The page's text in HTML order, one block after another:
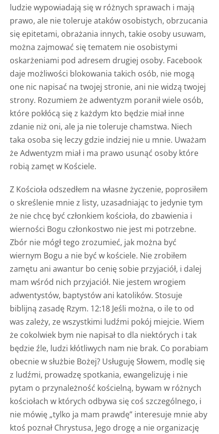
ludzie wypowiadają się w różnych sprawach i mają
prawo, ale nie toleruje ataków osobistych, obrzucania
się epitetami, obrażania innych, takie osoby usuwam,
można zajmować się tematem nie osobistymi
oskarżeniami pod adresem drugiej osoby. Facebook
daje możliwości blokowania takich osób, nie mogą
one nic napisać na twojej stronie, ani nie widzą twojej
strony. Rozumiem że adwentyzm poranił wiele osób,
które pokłócą się z każdym kto będzie miał inne
zdanie niż oni, ale ja nie toleruje chamstwa. Niech
taka osoba się leczy gdzie indziej nie u mnie. Uważam
że Adwentyzm miał i ma prawo usunąć osoby które
robią zamęt w Kościele.
Z Kościoła odszedłem na własne życzenie, poprosiłem
o skreślenie mnie z listy, uzasadniając to jedynie tym
że nie chcę być członkiem kościoła, do zbawienia i
wierności Bogu członkostwo nie jest mi potrzebne.
Zbór nie mógł tego zrozumieć, jak można być
wiernym Bogu a nie być w kościele. Nie zrobiłem
zamętu ani awantur bo cenię sobie przyjaciół, i dalej
mam wśród nich przyjaciół. Nie jestem wrogiem
adwentystów, baptystów ani katolików. Stosuje
biblijną zasadę Rzym. 12:18 Jeśli można, o ile to od
was zależy, ze wszystkimi ludźmi pokój miejcie. Wiem
że cokolwiek bym nie napisał to dla niektórych i tak
będzie źle, ludzi kłótliwych nam nie brak. Co porabiam
obecnie w służbie Bożej? Usługuję Słowem, modlę się
z ludźmi, prowadzę spotkania, ewangelizuję i nie
pytam o przynależność kościelną, bywam w różnych
kościołach w których odbywa się coś szczególnego, i
nie mówię „tylko ja mam prawdę” interesuje mnie aby
ktoś poznał Chrystusa, Jego drogę a nie organizację